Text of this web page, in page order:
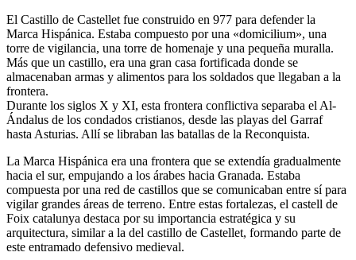
El Castillo de Castellet fue construido en 977 para defender la
Marca Hispánica. Estaba compuesto por una «domicilium», una
torre de vigilancia, una torre de homenaje y una pequeña muralla.
Más que un castillo, era una gran casa fortificada donde se
almacenaban armas y alimentos para los soldados que llegaban a la
frontera.
Durante los siglos X y XI, esta frontera conflictiva separaba el Al-
Ándalus de los condados cristianos, desde las playas del Garraf
hasta Asturias. Allí se libraban las batallas de la Reconquista.
La Marca Hispánica era una frontera que se extendía gradualmente
hacia el sur, empujando a los árabes hacia Granada. Estaba
compuesta por una red de castillos que se comunicaban entre sí para
vigilar grandes áreas de terreno. Entre estas fortalezas, el castell de
Foix catalunya destaca por su importancia estratégica y su
arquitectura, similar a la del castillo de Castellet, formando parte de
este entramado defensivo medieval.